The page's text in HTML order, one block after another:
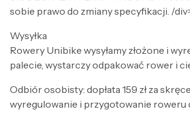
sobie prawo do zmiany specyfikacji. /
Wysyłka
Rowery Unibike wysyłamy złożone i
palecie, wystarczy odpakować rower i
Odbiór osobisty: dopłata 159 zł za
wyregulowanie i przygotowanie roweru